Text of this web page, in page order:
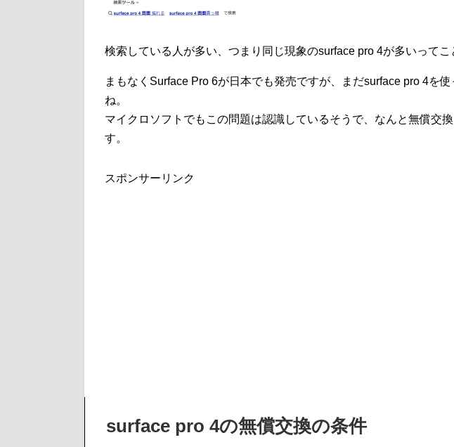
検索している人が多い、つまり同じ現象のsurface pro 4が多いってこ
まもなくSurface Pro 6が日本でも発売ですが、まだsurface pro 4を
ね。
マイクロソフトでもこの問題は認識しているそうで、なんと無償交
す。
スポンサーリンク
surface pro 4の無償交換の条件